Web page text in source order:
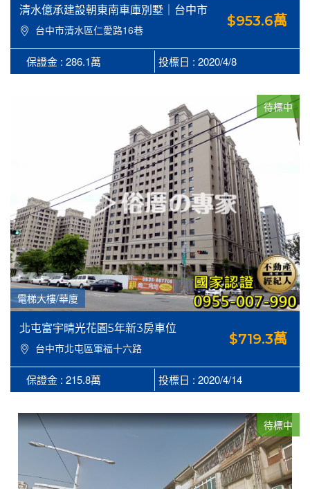
清水億承建設朝東南車庫別墅｜台中市
清水區仁愛路16巷7號，建88.72坪，地
45.68坪《合家，俗厝的專家》
0955007990
$953.6萬
台中市清水區仁愛路16巷
7號
保證金 : 286.1萬 投標日 : 2020/4/8
待標中
電梯大樓/華廈
北屯富宇晴光花園5年新3房車位
$719.3萬
台中市北屯區軍福十六路
273號13樓之15
保證金 : 215.8萬 投標日 : 2020/4/14
待標中